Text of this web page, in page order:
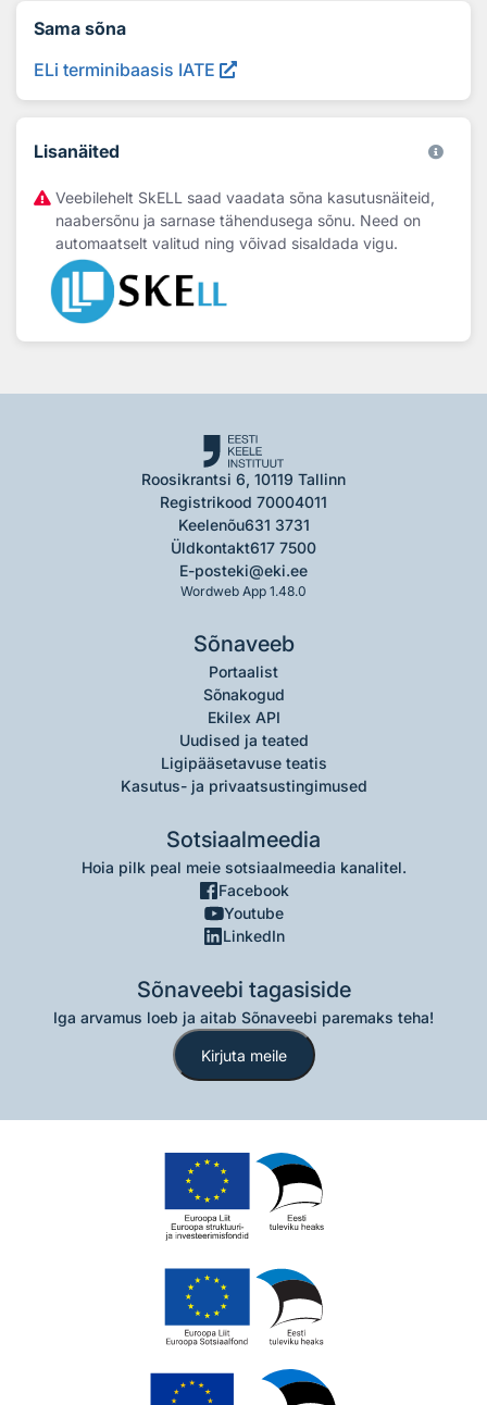
Sama sõna
ELi terminibaasis IATE
Lisanäited
Veebilehelt SkELL saad vaadata sõna kasutusnäiteid,
naabersõnu ja sarnase tähendusega sõnu. Need on
automaatselt valitud ning võivad sisaldada vigu.
Roosikrantsi 6, 10119 Tallinn
Registrikood 70004011
Keelenõu631 3731
Üldkontakt617 7500
E-posteki@eki.ee
Wordweb App 1.48.0
Sõnaveeb
Portaalist
Sõnakogud
Ekilex API
Uudised ja teated
Ligipääsetavuse teatis
Kasutus- ja privaatsustingimused
Sotsiaalmeedia
Hoia pilk peal meie sotsiaalmeedia kanalitel.
Facebook
Youtube
LinkedIn
Sõnaveebi tagasiside
Iga arvamus loeb ja aitab Sõnaveebi paremaks teha!
Kirjuta meile